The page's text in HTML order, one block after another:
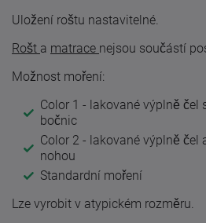
Uložení roštu nastavitelné.
Rošt a matrace nejsou součástí
Možnost moření:
Color 1 - lakované výplně čel
bočnic
Color 2 - lakované výplně čel
nohou
Standardní moření
Lze vyrobit v atypickém rozměru.